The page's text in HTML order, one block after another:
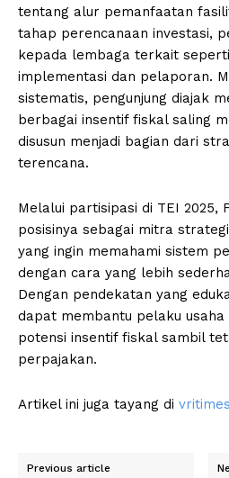
tentang alur pemanfaatan
tahap perencanaan investasi,
kepada lembaga terkait seperti
implementasi dan pelaporan.
sistematis, pengunjung diajak
berbagai insentif fiskal saling
disusun menjadi bagian dari
terencana.
Melalui partisipasi di TEI 2025,
posisinya sebagai mitra
yang ingin memahami sistem
dengan cara yang lebih
Dengan pendekatan yang
dapat membantu pelaku
potensi insentif fiskal sambil
perpajakan.
Artikel ini juga tayang di vritimes
Previous article